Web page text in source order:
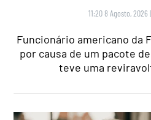
11:20 8 Agosto, 2026 |
Funcionário americano da
por causa de um pacote
teve uma